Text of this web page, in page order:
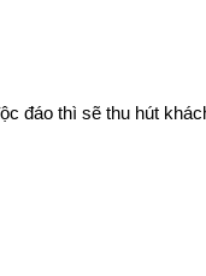
đáo thì sẽ thu hút